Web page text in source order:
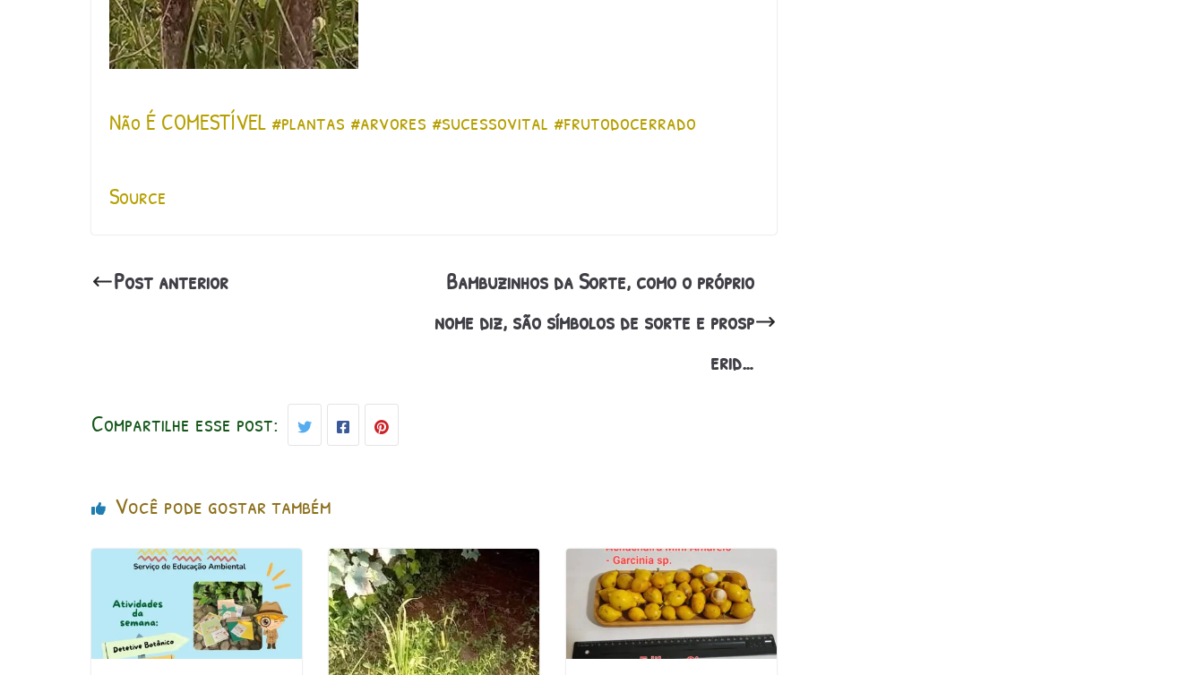
Não É COMESTÍVEL #plantas #arvores #sucessovital #frutodocerrado
Source
Post anterior
Bambuzinhos da Sorte, como o próprio
nome diz, são símbolos de sorte e prosp
erid…
Compartilhe esse post:
Você pode gostar também